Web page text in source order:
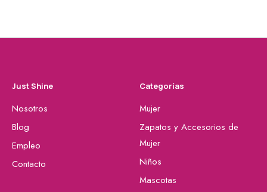
Just Shine
Nosotros
Blog
Empleo
Contacto
Categorías
Mujer
Zapatos y Accesorios de
Mujer
Niños
Mascotas